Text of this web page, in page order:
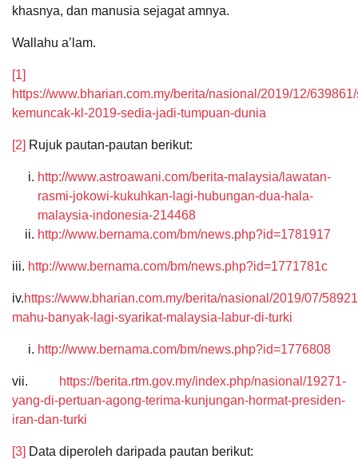
khasnya, dan manusia sejagat amnya.
Wallahu a’lam.
[1]
https://www.bharian.com.my/berita/nasional/2019/12/
kemuncak-kl-2019-sedia-jadi-tumpuan-dunia
[2] Rujuk pautan-pautan berikut:
http://www.astroawani.com/berita-malaysia/lawatan-
rasmi-jokowi-kukuhkan-lagi-hubungan-dua-hala-
malaysia-indonesia-214468
http://www.bernama.com/bm/news.php?id=1781917
iii. http://www.bernama.com/bm/news.php?id=1771781c
iv.https://www.bharian.com.my/berita/nasional/2019/07/
mahu-banyak-lagi-syarikat-malaysia-labur-di-turki
http://www.bernama.com/bm/news.php?id=1776808
vii.
https://berita.rtm.gov.my/index.php/nasional/19271-
yang-di-pertuan-agong-terima-kunjungan-hormat-presiden-
iran-dan-turki
[3] Data diperoleh daripada pautan berikut: